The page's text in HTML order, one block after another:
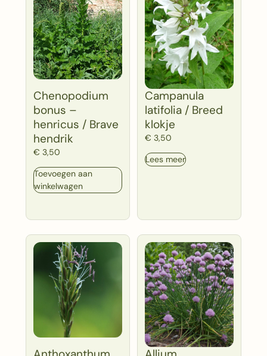
Chenopodium
bonus –
henricus / Brave
hendrik
€ 3,50
Toevoegen aan
winkelwagen
Campanula
latifolia / Breed
klokje
€ 3,50
Lees meer